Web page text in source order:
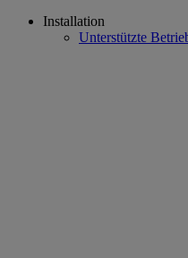
Installation
Unterstützte